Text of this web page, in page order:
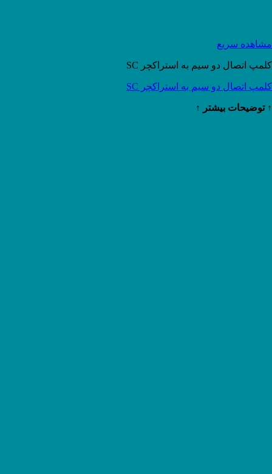
مشاهده سریع
کلمپ اتصال دو سیم به استراکچر SC
کلمپ اتصال دو سیم به استراکچر SC
↑ توضیحات بیشتر ↑